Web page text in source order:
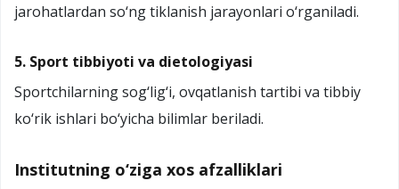
jarohatlardan so‘ng tiklanish jarayonlari o‘rganiladi.
5. Sport tibbiyoti va dietologiyasi
Sportchilarning sog‘lig‘i, ovqatlanish tartibi va tibbiy
ko‘rik ishlari bo‘yicha bilimlar beriladi.
Institutning o‘ziga xos afzalliklari